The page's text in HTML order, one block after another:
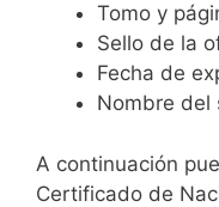
Tomo y
Sello de la
Fecha de
Nombre del
A continuación
Certificado de